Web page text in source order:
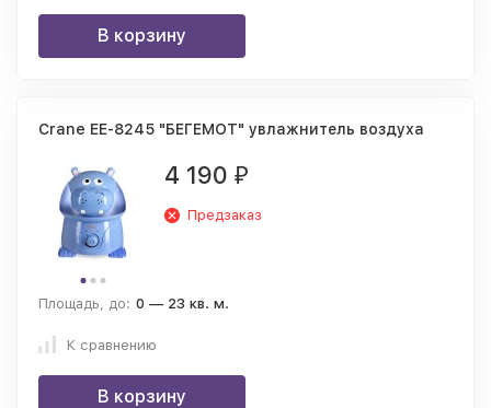
В корзину
Crane EE-8245 "БЕГЕМОТ" увлажнитель воздуха
4 190 ₽
Предзаказ
Площадь, до: 0 — 23 кв. м.
К сравнению
В корзину